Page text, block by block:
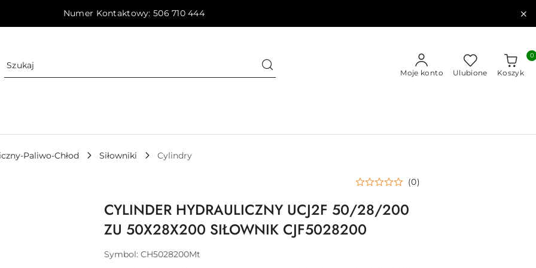
Numer Kontaktowy: 506 710 444
Moje konto Ulubione Koszyk
0
Paliwo-Chłod Siłowniki Cylindry
(0)
CYLINDER HYDRAULICZNY UCJ2F 50/28/200
ZU 50X28X200 SIŁOWNIK CJF5028200
Symbol: CH5028200Mt